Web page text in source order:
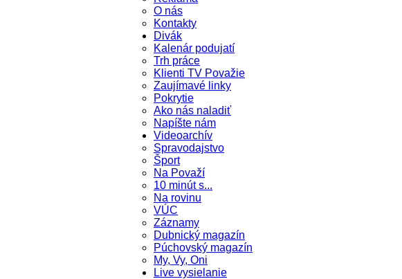
O nás
Kontakty
Divák
Kalenár podujatí
Trh práce
Klienti TV Považie
Zaujímavé linky
Pokrytie
Ako nás naladiť
Napíšte nám
Videoarchív
Spravodajstvo
Šport
Na Považí
10 minút s...
Na rovinu
VÚC
Záznamy
Dubnický magazín
Púchovský magazín
My, Vy, Oni
Live vysielanie